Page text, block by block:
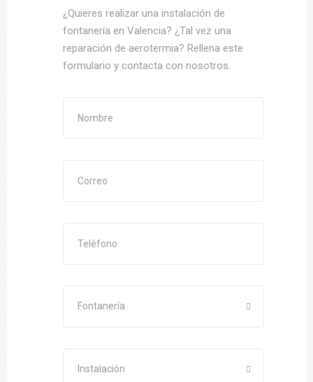
¿Quieres realizar una instalación de
fontanería en Valencia? ¿Tal vez una
reparación de aerotermia? Rellena este
formulario y contacta con nosotros.
Fontanería
Instalación